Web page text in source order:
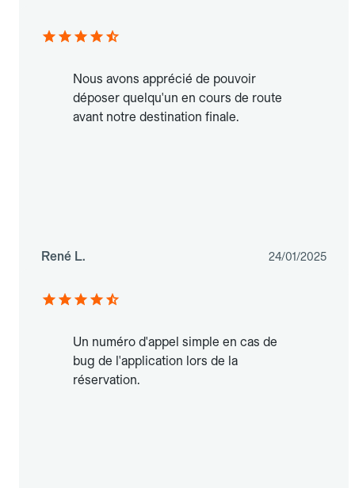
Nous avons apprécié de pouvoir
déposer quelqu'un en cours de route
avant notre destination finale.
René L. 24/01/2025
Un numéro d'appel simple en cas de
bug de l'application lors de la
réservation.